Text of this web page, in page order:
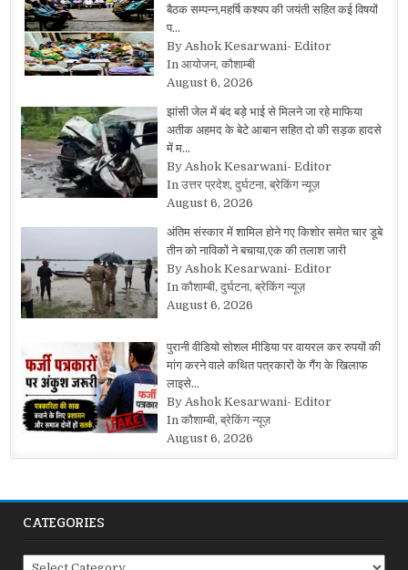
बैठक सम्पन्न,महर्षि कश्यप की जयंती सहित कई विषयों
प…
By Ashok Kesarwani- Editor
In आयोजन, कौशाम्बी
August 6, 2026
झांसी जेल में बंद बड़े भाई से मिलने जा रहे माफिया
अतीक अहमद के बेटे आबान सहित दो की सड़क हादसे
में म…
By Ashok Kesarwani- Editor
In उत्तर प्रदेश, दुर्घटना, ब्रेकिंग न्यूज़
August 6, 2026
अंतिम संस्कार में शामिल होने गए किशोर समेत चार डूबे
तीन को नाविकों ने बचाया,एक की तलाश जारी
By Ashok Kesarwani- Editor
In कौशाम्बी, दुर्घटना, ब्रेकिंग न्यूज़
August 6, 2026
पुरानी वीडियो सोशल मीडिया पर वायरल कर रुपयों की
मांग करने वाले कथित पत्रकारों के गैंग के खिलाफ
लाइसे…
By Ashok Kesarwani- Editor
In कौशाम्बी, ब्रेकिंग न्यूज़
August 6, 2026
CATEGORIES
Categories